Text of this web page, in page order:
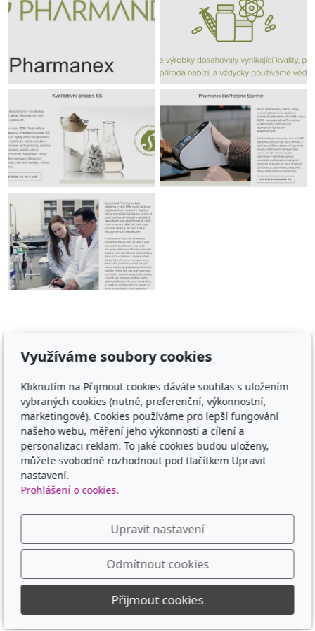
Adresa
TCM - Eruvia
Lesní 719, 34506 Kdyně
Kontakt
00420 605 565 580
© 2026
TCM - Eruvia
Běží na
Využíváme soubory cookies
Kliknutím na Přijmout cookies dáváte souhlas s uložením
vybraných cookies (nutné, preferenční, výkonnostní,
marketingové). Cookies používáme pro lepší fungování
našeho webu, měření jeho výkonnosti a cílení a
personalizaci reklam. To jaké cookies budou uloženy,
můžete svobodně rozhodnout pod tlačítkem Upravit
nastavení.
Prohlášení o cookies.
Upravit nastavení
Odmítnout cookies
Přijmout cookies